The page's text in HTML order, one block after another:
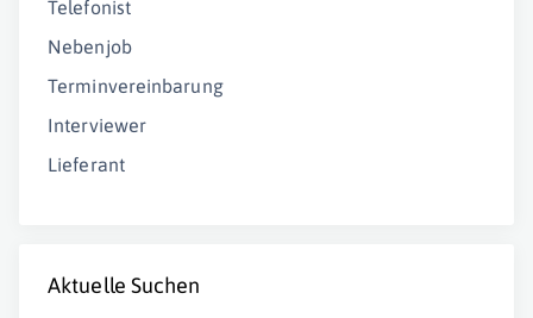
Telefonist
Nebenjob
Terminvereinbarung
Interviewer
Lieferant
Aktuelle Suchen